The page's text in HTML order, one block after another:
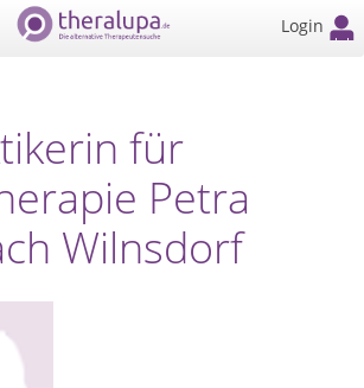
Login
für
Petra
Wilnsdorf